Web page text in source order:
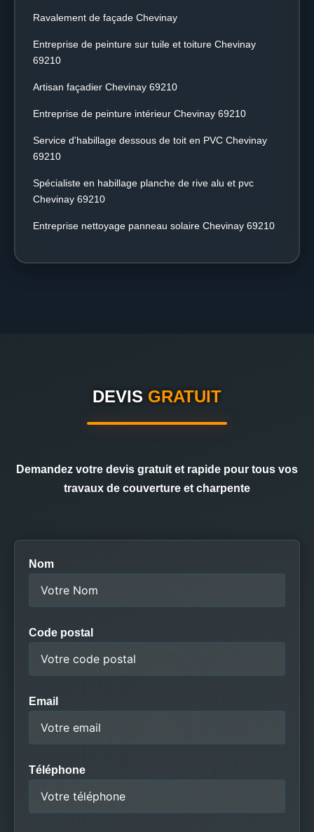
Ravalement de façade Chevinay
Entreprise de peinture sur tuile et toiture Chevinay
69210
Artisan façadier Chevinay 69210
Entreprise de peinture intérieur Chevinay 69210
Service d'habillage dessous de toit en PVC Chevinay
69210
Spécialiste en habillage planche de rive alu et pvc
Chevinay 69210
Entreprise nettoyage panneau solaire Chevinay 69210
DEVIS GRATUIT
Demandez votre devis gratuit et rapide pour tous vos
travaux de couverture et charpente
Nom
Code postal
Email
Téléphone